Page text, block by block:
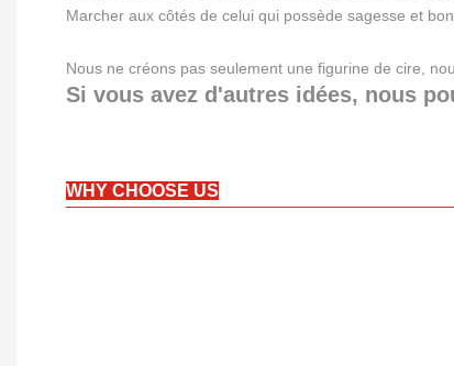
Marcher aux côtés de celui qui possède sagesse et
Nous ne créons pas seulement une figurine de cire,
Si vous avez d'autres idées, nous
WHY CHOOSE US